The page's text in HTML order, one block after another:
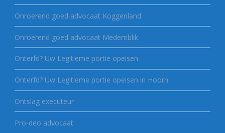
Onroerend goed advocaat Koggenland
Onroerend goed advocaat Medemblik
Onterfd? Uw Legitieme portie opeisen
Onterfd? Uw Legitieme portie opeisen in Hoorn
Ontslag executeur
Pro-deo advocaat